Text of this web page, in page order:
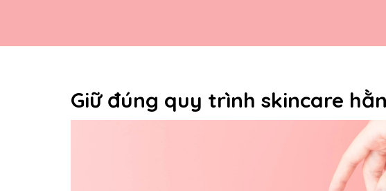
Giữ đúng quy trình skincare